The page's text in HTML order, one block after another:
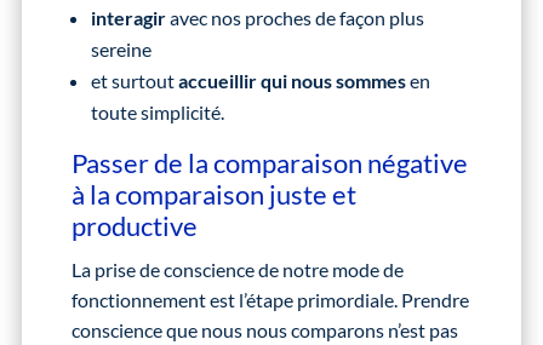
interagiravec nos proches de façon plus
sereine
et surtoutaccueillir qui nous sommesen
toute simplicité.
Passer de la comparaison négative
à la comparaison juste et
productive
La prise de conscience de notre mode de
fonctionnement est l’étape primordiale. Prendre
conscience que nous nous comparons n’est pas